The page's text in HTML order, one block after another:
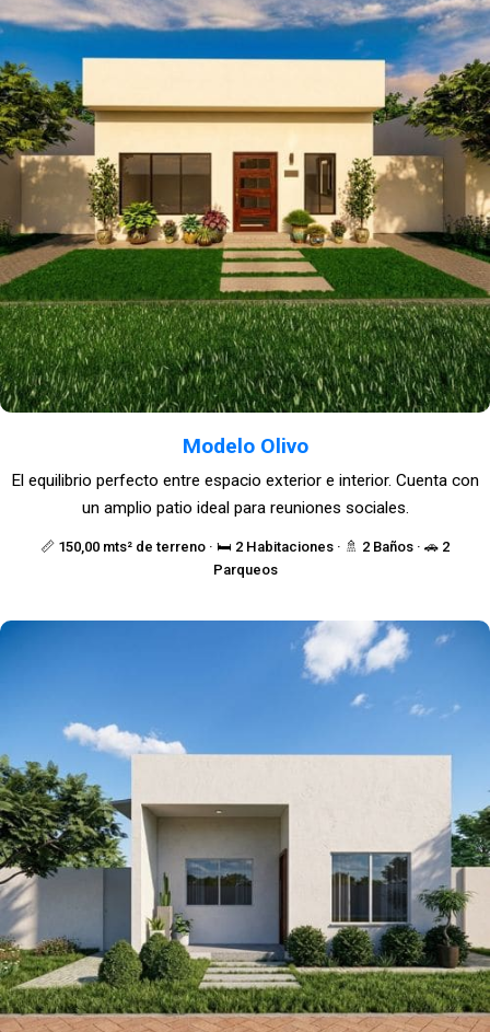
Modelo Olivo
📏 150,00 mts² de terreno · 🛏️ 2 Habitaciones · 🚿 2 Baños · 🚗 2
Parqueos
El equilibrio perfecto entre espacio exterior e interior. Cuenta con
un amplio patio ideal para reuniones sociales.